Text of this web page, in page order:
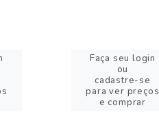
Faça seu login
ou
cadastre-se
para ver preços
e comprar